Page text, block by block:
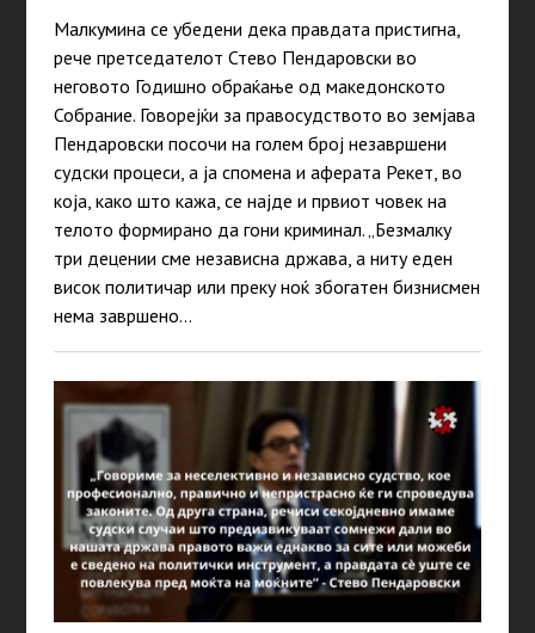
Малкумина се убедени дека правдата пристигна,
рече претседателот Стево Пендаровски во
неговото Годишно обраќање од македонското
Собрание. Говорејќи за правосудството во земјава
Пендаровски посочи на голем број незавршени
судски процеси, а ја спомена и аферата Рекет, во
која, како што кажа, се најде и првиот човек на
телото формирано да гони криминал. „Безмалку
три децении сме независна држава, а ниту еден
висок политичар или преку ноќ збогатен бизнисмен
нема завршено…